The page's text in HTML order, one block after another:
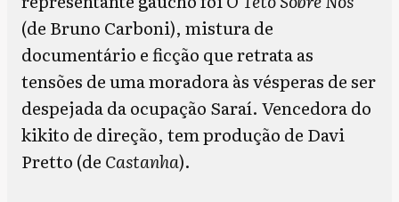
(de Bruno Carboni), mistura de
documentário e ficção que retrata as
tensões de uma moradora às vésperas de ser
despejada da ocupação Saraí. Vencedora do
kikito de direção, tem produção de Davi
Pretto (de Castanha).